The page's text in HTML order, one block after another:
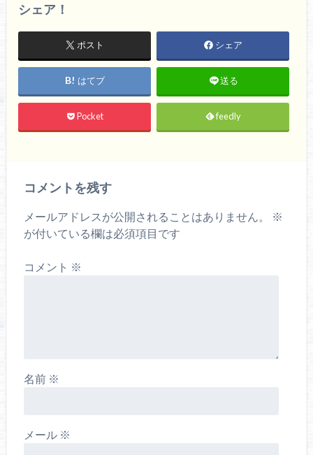
シェア！
ポスト シェア
はてブ 送る
Pocket feedly
コメントを残す
メールアドレスが公開されることはありません。
※
が付いている欄は必須項目です
コメント ※
名前 ※
メール ※